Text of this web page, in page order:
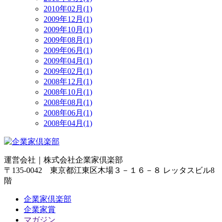
2010年02月(1)
2009年12月(1)
2009年10月(1)
2009年08月(1)
2009年06月(1)
2009年04月(1)
2009年02月(1)
2008年12月(1)
2008年10月(1)
2008年08月(1)
2008年06月(1)
2008年04月(1)
運営会社｜ 株式会社企業家倶楽部
〒135-0042 東京都江東区木場３－１６－８ レッタスビル8
階
企業家倶楽部
企業家賞
マガジン